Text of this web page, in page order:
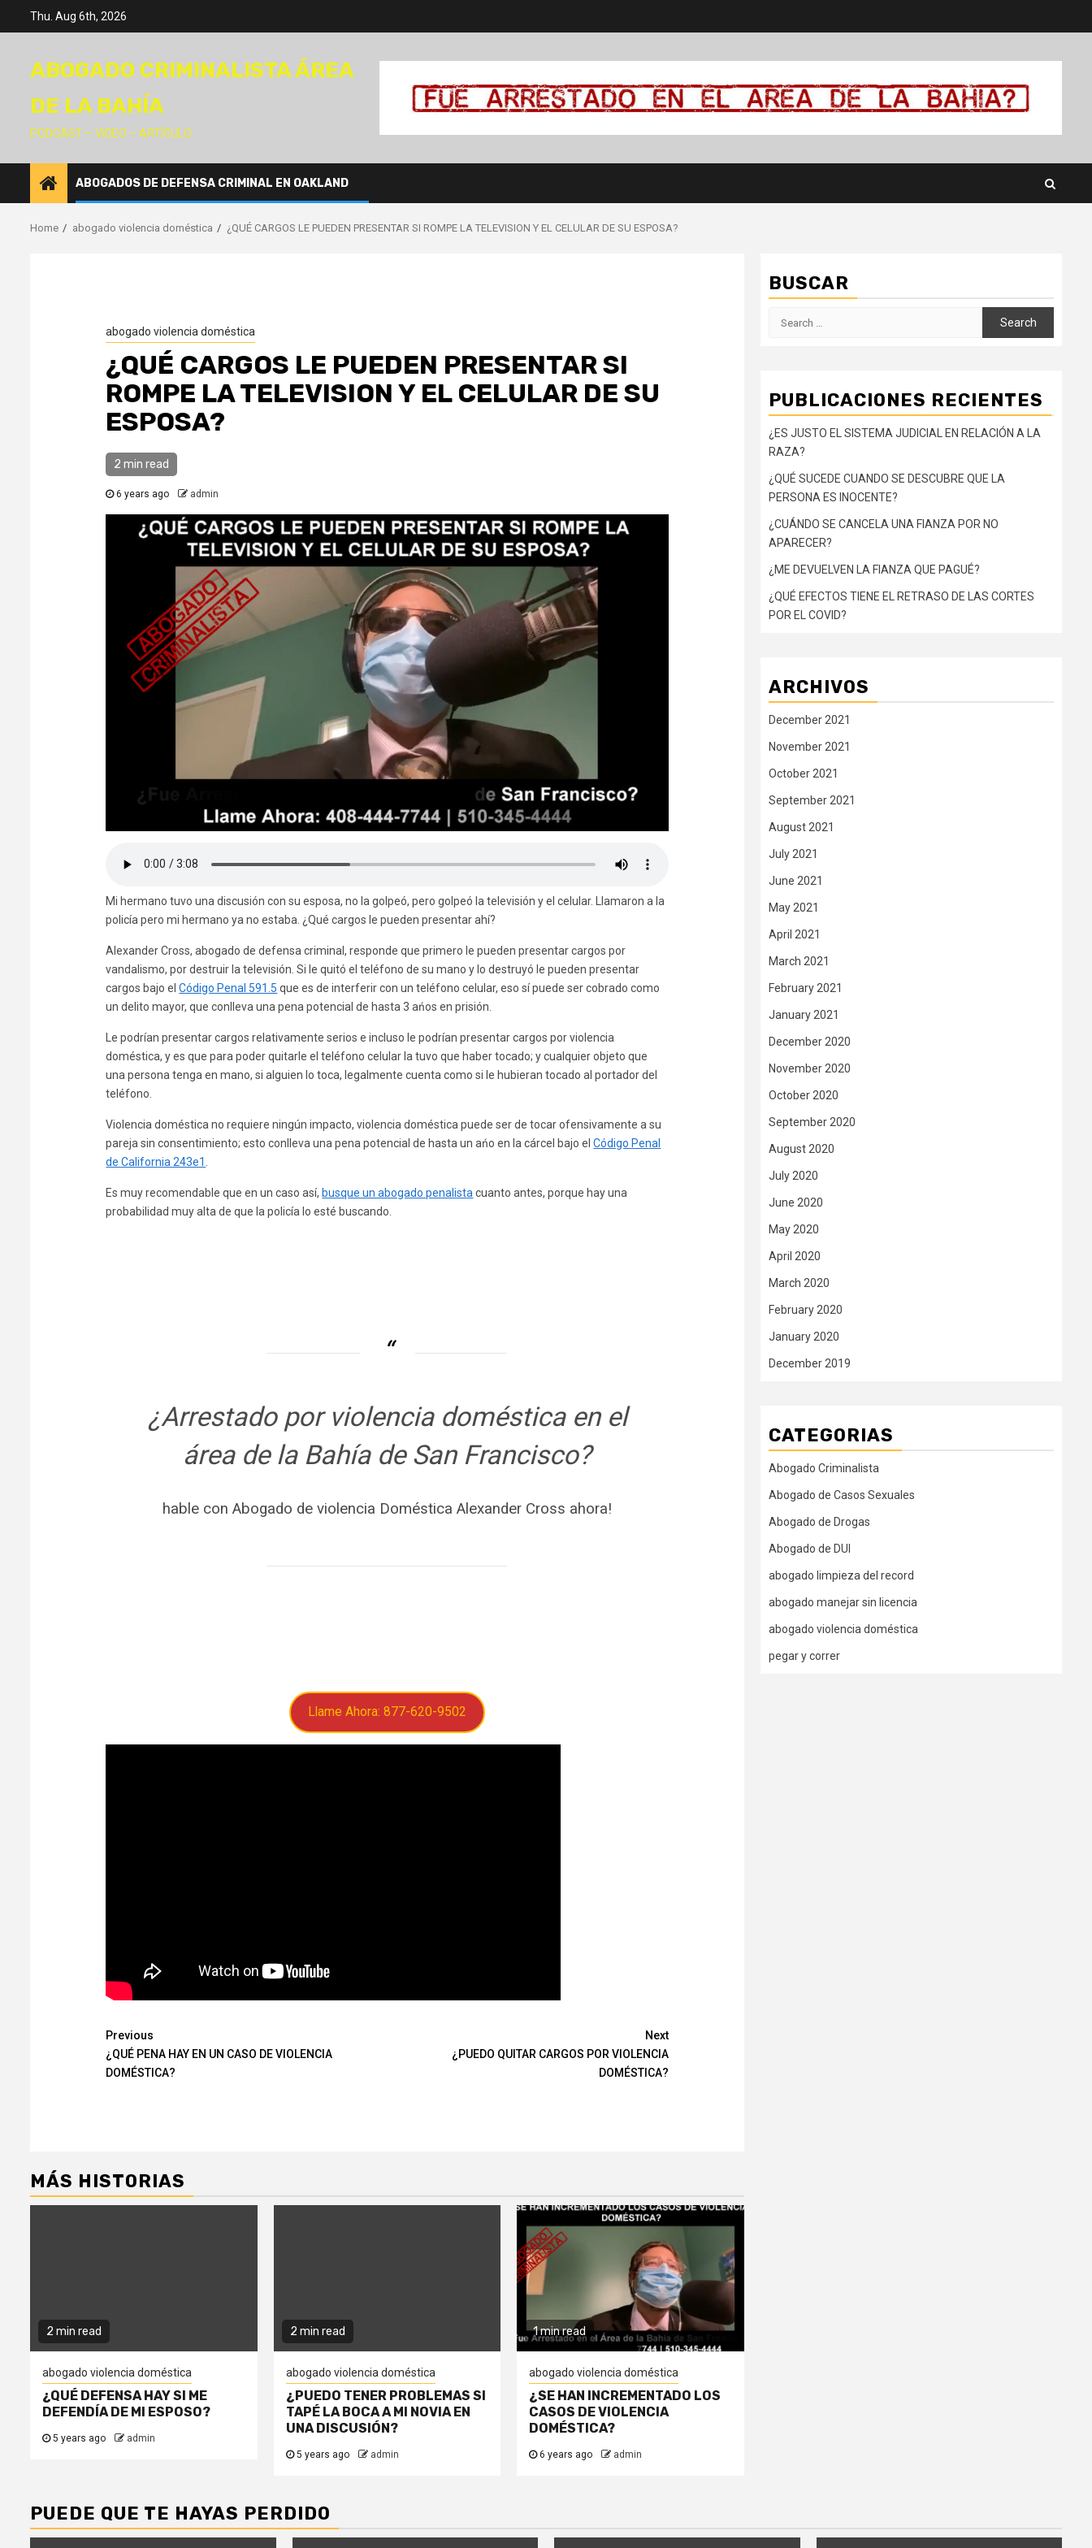
Thu. Aug 6th, 2026
ABOGADO CRIMINALISTA ÁREA
DE LA BAHÍA
PODCAST – VIDEO – ARTÍCULO
ABOGADOS DE DEFENSA CRIMINAL EN OAKLAND
Home abogado violencia doméstica ¿QUÉ CARGOS LE PUEDEN PRESENTAR SI ROMPE LA TELEVISION Y EL CELULAR DE SU ESPOSA?
abogado violencia doméstica
¿QUÉ CARGOS LE PUEDEN PRESENTAR SI
ROMPE LA TELEVISION Y EL CELULAR DE SU
ESPOSA?
2 min read
6 years ago admin
Mi hermano tuvo una discusión con su esposa, no la golpeó, pero golpeó la televisión y el celular. Llamaron a la
policía pero mi hermano ya no estaba. ¿Qué cargos le pueden presentar ahí?
Alexander Cross, abogado de defensa criminal, responde que primero le pueden presentar cargos por
vandalismo, por destruir la televisión. Si le quitó el teléfono de su mano y lo destruyó le pueden presentar
cargos bajo elCódigo Penal 591.5 que es de interferir con un teléfono celular, eso sí puede ser cobrado como
un delito mayor, que conlleva una pena potencial de hasta 3 ańos en prisión.
Le podrían presentar cargos relativamente serios e incluso le podrían presentar cargos por violencia
doméstica, y es que para poder quitarle el teléfono celular la tuvo que haber tocado; y cualquier objeto que
una persona tenga en mano, si alguien lo toca, legalmente cuenta como si le hubieran tocado al portador del
teléfono.
Violencia doméstica no requiere ningún impacto, violencia doméstica puede ser de tocar ofensivamente a su
pareja sin consentimiento; esto conlleva una pena potencial de hasta un ańo en la cárcel bajo elCódigo Penal
de California 243e1
Es muy recomendable que en un caso así,busque un abogado penalista cuanto antes, porque hay una
probabilidad muy alta de que la policía lo esté buscando.
¿Arrestado por violencia doméstica en el
área de la Bahía de San Francisco?
hable con Abogado de violencia Doméstica Alexander Cross ahora!
Llame Ahora: 877-620-9502
Continue
Reading
Previous
¿QUÉ PENA HAY EN UN CASO DE VIOLENCIA
DOMÉSTICA?
Next
¿PUEDO QUITAR CARGOS POR VIOLENCIA
DOMÉSTICA?
MÁS HISTORIAS
2 min read
abogado violencia doméstica
¿QUÉ DEFENSA HAY SI ME
DEFENDÍA DE MI ESPOSO?
5 years ago admin
2 min read
abogado violencia doméstica
¿PUEDO TENER PROBLEMAS SI
TAPÉ LA BOCA A MI NOVIA EN
UNA DISCUSIÓN?
5 years ago admin
1 min read
abogado violencia doméstica
¿SE HAN INCREMENTADO LOS
CASOS DE VIOLENCIA
DOMÉSTICA?
6 years ago admin
BUSCAR
PUBLICACIONES RECIENTES
¿ES JUSTO EL SISTEMA JUDICIAL EN RELACIÓN A LA
RAZA?
¿QUÉ SUCEDE CUANDO SE DESCUBRE QUE LA
PERSONA ES INOCENTE?
¿CUÁNDO SE CANCELA UNA FIANZA POR NO
APARECER?
¿ME DEVUELVEN LA FIANZA QUE PAGUÉ?
¿QUÉ EFECTOS TIENE EL RETRASO DE LAS CORTES
POR EL COVID?
ARCHIVOS
December 2021
November 2021
October 2021
September 2021
August 2021
July 2021
June 2021
May 2021
April 2021
March 2021
February 2021
January 2021
December 2020
November 2020
October 2020
September 2020
August 2020
July 2020
June 2020
May 2020
April 2020
March 2020
February 2020
January 2020
December 2019
CATEGORIAS
Abogado Criminalista
Abogado de Casos Sexuales
Abogado de Drogas
Abogado de DUI
abogado limpieza del record
abogado manejar sin licencia
abogado violencia doméstica
pegar y correr
PUEDE QUE TE HAYAS PERDIDO